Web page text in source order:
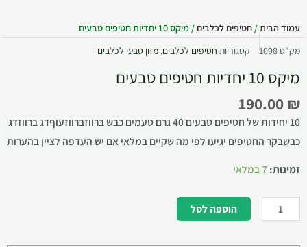
עמוד הבית / חטיפים לכלבים / מיקס 10 יחדיות חטיפים טבעים
מק"ט1098 קטגוריות חטיפים לכלבים, מזון טבעי לכלבים
מיקס 10 יחדיות חטיפים טבעים
190.00₪
10 יחידות של חטיפים טבעים 40 גרם טעמים כבש ברווזברווזעוףדג ברווזדג
כבשבקר החטיפים יגיעו לפי מה שקיים במלאי אם יש העדפה לציין בהערות
זמינות: 7 במלאי
הוספה לסל